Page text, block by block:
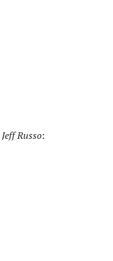
Jeff Russo: